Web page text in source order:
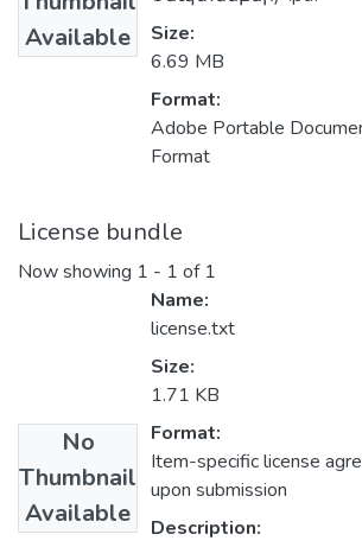
Available
Size:
6.69 MB
Format:
Adobe Portable
Format
License bundle
Now showing 1 - 1 of 1
No
Thumbnail
Available
Name:
license.txt
Size:
1.71 KB
Format:
Item-specific license
upon submission
Description: